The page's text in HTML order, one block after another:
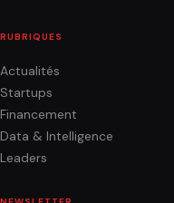
RUBRIQUES
Actualités
Startups
Financement
Data & Intelligence
Leaders